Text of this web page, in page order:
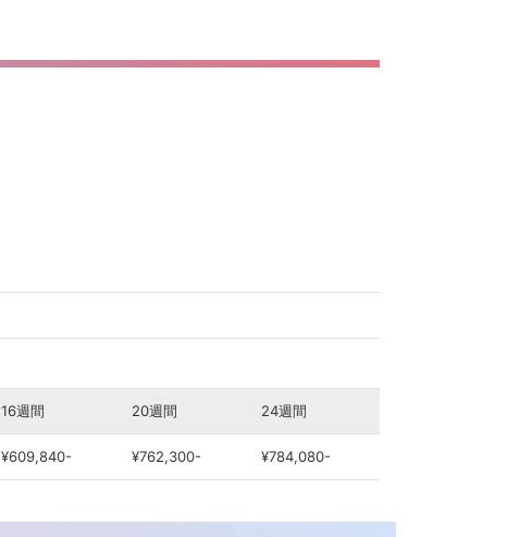
16週間 20週間 24週間
¥609,840- ¥762,300- ¥784,080-